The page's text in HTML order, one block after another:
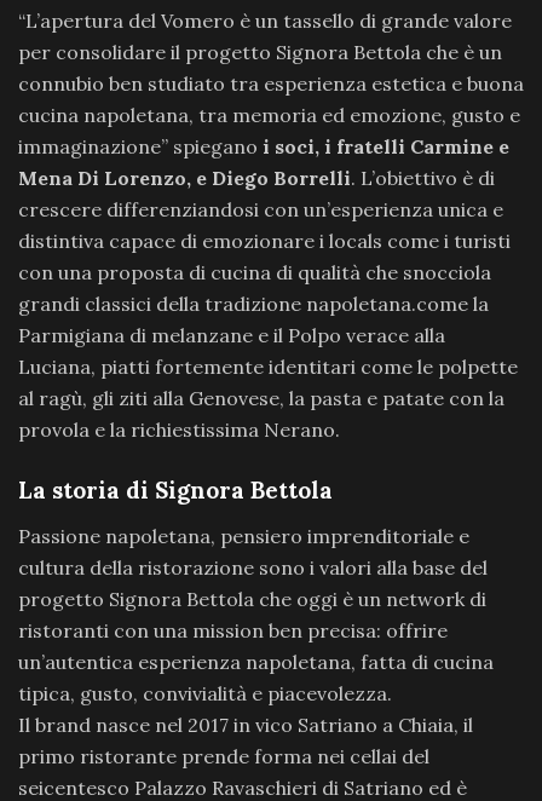
“L’apertura del Vomero è un tassello di grande valore
per consolidare il progetto Signora Bettola che è un
connubio ben studiato tra esperienza estetica e buona
cucina napoletana, tra memoria ed emozione, gusto e
immaginazione” spiegano i soci, i fratelli Carmine e
Mena Di Lorenzo, e Diego Borrelli. L’obiettivo è di
crescere differenziandosi con un’esperienza unica e
distintiva capace di emozionare i locals come i turisti
con una proposta di cucina di qualità che snocciola
grandi classici della tradizione napoletana.come la
Parmigiana di melanzane e il Polpo verace alla
Luciana, piatti fortemente identitari come le polpette
al ragù, gli ziti alla Genovese, la pasta e patate con la
provola e la richiestissima Nerano.
La storia di Signora Bettola
Passione napoletana, pensiero imprenditoriale e
cultura della ristorazione sono i valori alla base del
progetto Signora Bettola che oggi è un network di
ristoranti con una mission ben precisa: offrire
un’autentica esperienza napoletana, fatta di cucina
tipica, gusto, convivialità e piacevolezza.
Il brand nasce nel 2017 in vico Satriano a Chiaia, il
primo ristorante prende forma nei cellai del
seicentesco Palazzo Ravaschieri di Satriano ed è